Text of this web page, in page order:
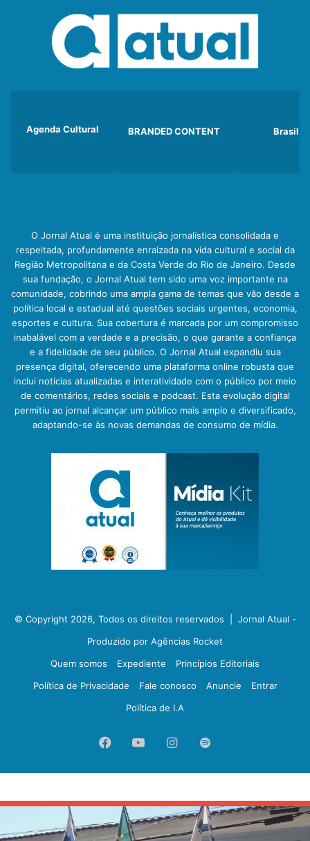
Agenda Cultural BRANDED CONTENT Brasil
O Jornal Atual é uma instituição jornalística consolidada e
respeitada, profundamente enraizada na vida cultural e social da
Região Metropolitana e da Costa Verde do Rio de Janeiro. Desde
sua fundação, o Jornal Atual tem sido uma voz importante na
comunidade, cobrindo uma ampla gama de temas que vão desde a
política local e estadual até questões sociais urgentes, economia,
esportes e cultura. Sua cobertura é marcada por um compromisso
inabalável com a verdade e a precisão, o que garante a confiança
e a fidelidade de seu público. O Jornal Atual expandiu sua
presença digital, oferecendo uma plataforma online robusta que
inclui notícias atualizadas e interatividade com o público por meio
de comentários, redes sociais e podcast. Esta evolução digital
permitiu ao jornal alcançar um público mais amplo e diversificado,
adaptando-se às novas demandas de consumo de mídia.
© Copyright 2026, Todos os direitos reservados | Jornal Atual -
Produzido por Agências Rocket
Quem somos
Expediente
Princípios Editoriais
Política de Privacidade
Fale conosco Anuncie
Entrar
Política de I.A
FacebookYouTubeInstagram
Spotify